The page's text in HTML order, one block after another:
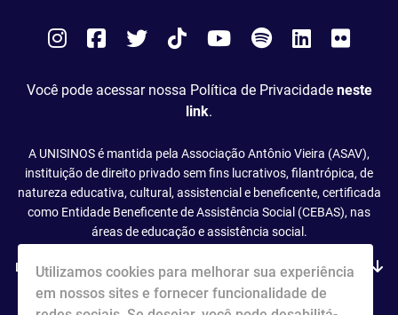
Instagram
Facebook
Twitter
TiktokYou SpotifyLinkedIn
Você pode acessar nossa Política de Privacidade neste
link.
A UNISINOS é mantida pela Associação Antônio Vieira (ASAV),
instituição de direito privado sem fins lucrativos, filantrópica, de
natureza educativa, cultural, assistencial e beneficente, certificada
como Entidade Beneficente de Assistência Social (CEBAS), nas
áreas de educação e assistência social.
Leia mais
Utilizamos cookies para melhorar sua experiência
em nossos sites e fornecer funcionalidade de